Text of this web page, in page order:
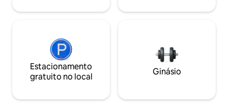
Estacionamento
gratuito no local
Ginásio